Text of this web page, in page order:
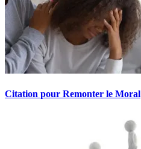
Citation pour Remonter le Moral